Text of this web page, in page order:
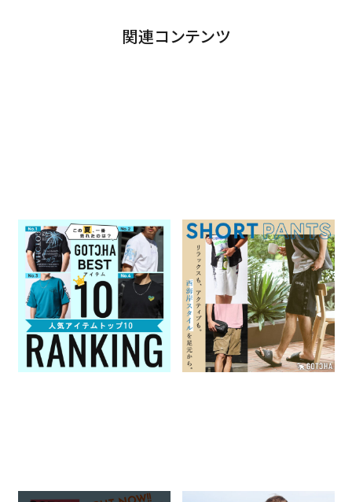
関連コンテンツ
この夏、一番売れたのは？
GOTCHA 人気アイテムトップ
10
2026.07.31
GOTCHA
SHORT PANTS リラックスも、
アクティブも。西海岸スタイル
を足元から
2026.07.23
GOTCHA 特集一覧